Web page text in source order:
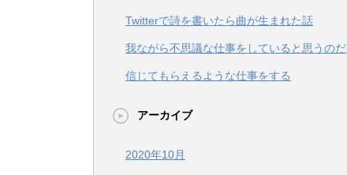
Twitterで詩を書いたら曲が生まれた話
我ながら不思議な仕事をしていると思うのだ
信じてもらえるような仕事をする
アーカイブ
2020年10月